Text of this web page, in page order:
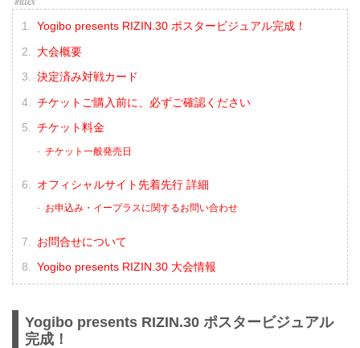
Yogibo presents RIZIN.30 ポスタービジュアル完成！
大会概要
決定済み対戦カード
チケットご購入前に、必ずご確認ください
チケット料金
チケット一般発売日
オフィシャルサイト先着先行 詳細
お申込み・イープラスに関するお問い合わせ
お問合せについて
Yogibo presents RIZIN.30 大会情報
Yogibo presents RIZIN.30 ポスタービジュアル
完成！